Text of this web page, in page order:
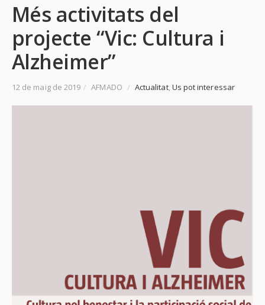
Més activitats del
projecte “Vic: Cultura i
Alzheimer”
12 de maig de 2019 / AFMADO / Actualitat,Us pot interessar